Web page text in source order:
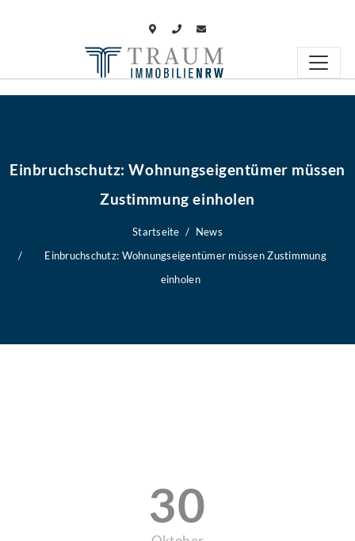
Einbruchschutz: Wohnungseigentümer müssen
Zustimmung einholen
Startseite
News
Einbruchschutz: Wohnungseigentümer müssen Zustimmung
einholen
30